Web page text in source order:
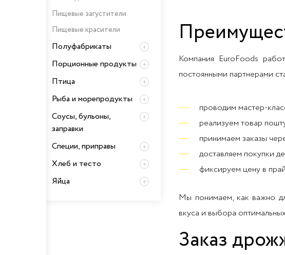
Компания EuroFoods
постоянными партнерами
проводим мастер-
реализуем товар
принимаем заказы
доставляем покупки
фиксируем цену в
Мы понимаем, как важно
вкуса и выбора
Заказ
Пищевые загустители
Пищевые красители
Полуфабрикаты
Порционные продукты
Птица
Рыба и морепродукты
Соусы, бульоны,
заправки
Специи, приправы
Хлеб и тесто
Яйца